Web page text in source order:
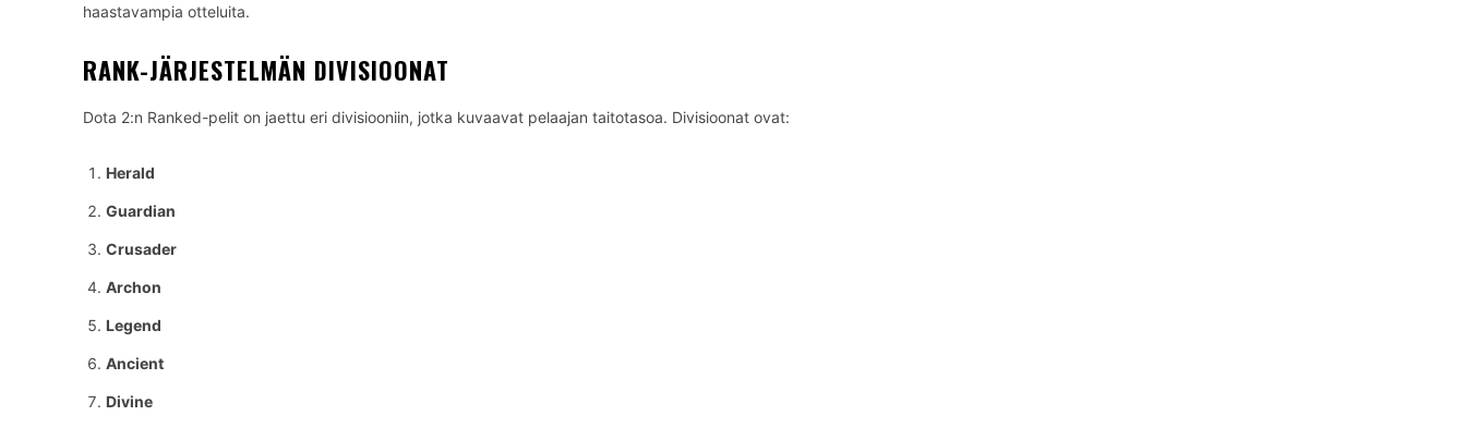
haastavampia otteluita.
RANK-JÄRJESTELMÄN DIVISIOONAT
Dota 2:n Ranked-pelit on jaettu eri divisiooniin, jotka kuvaavat pelaajan taitotasoa. Divisioonat ovat:
Herald
Guardian
Crusader
Archon
Legend
Ancient
Divine